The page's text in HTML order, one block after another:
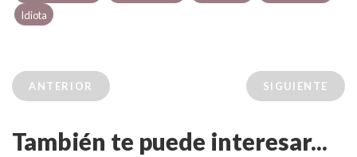
Idiota
ANTERIOR SIGUIENTE
También te puede interesar...